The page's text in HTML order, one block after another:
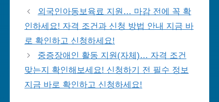
외국인아동보육료 지원… 마감 전에 꼭 확
인하세요! 자격 조건과 신청 방법 안내 지금 바
로 확인하고 신청하세요!
중증장애인 활동 지원(자체)… 자격 조건
맞는지 확인해보세요! 신청하기 전 필수 정보
지금 바로 확인하고 신청하세요!